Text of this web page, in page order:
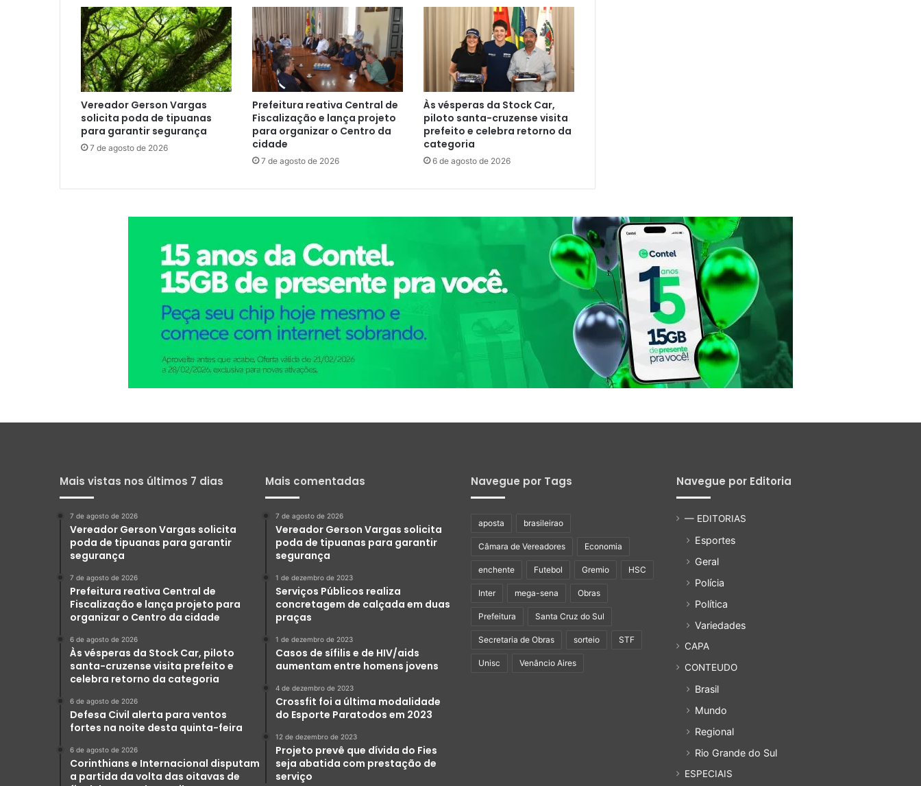
Vereador Gerson Vargas
solicita poda de tipuanas
para garantir segurança
7 de agosto de 2026
Prefeitura reativa Central de
Fiscalização e lança projeto
para organizar o Centro da
cidade
7 de agosto de 2026
Às vésperas da Stock Car,
piloto santa-cruzense visita
prefeito e celebra retorno da
categoria
6 de agosto de 2026
Mais vistas nos últimos 7 dias
7 de agosto de 2026
Vereador Gerson Vargas solicita
poda de tipuanas para garantir
segurança
7 de agosto de 2026
Prefeitura reativa Central de
Fiscalização e lança projeto para
organizar o Centro da cidade
6 de agosto de 2026
Às vésperas da Stock Car, piloto
santa-cruzense visita prefeito e
celebra retorno da categoria
6 de agosto de 2026
Defesa Civil alerta para ventos
fortes na noite desta quinta-feira
6 de agosto de 2026
Corinthians e Internacional disputam
a partida da volta das oitavas de
Mais comentadas
7 de agosto de 2026
Vereador Gerson Vargas solicita
poda de tipuanas para garantir
segurança
1 de dezembro de 2023
Serviços Públicos realiza
concretagem de calçada em duas
praças
1 de dezembro de 2023
Casos de sífilis e de HIV/aids
aumentam entre homens jovens
4 de dezembro de 2023
Crossfit foi a última modalidade
do Esporte Paratodos em 2023
12 de dezembro de 2023
Projeto prevê que dívida do Fies
seja abatida com prestação de
serviço
Navegue por Tags
aposta brasileirao
Câmara de Vereadores Economia
enchente Futebol Gremio HSC
Inter mega-sena Obras
Prefeitura Santa Cruz do Sul
Secretaria de Obras sorteio STF
Unisc Venâncio Aires
Navegue por Editoria
— EDITORIAS
Esportes
Geral
Polícia
Política
Variedades
CAPA
CONTEUDO
Brasil
Mundo
Regional
Rio Grande do Sul
ESPECIAIS